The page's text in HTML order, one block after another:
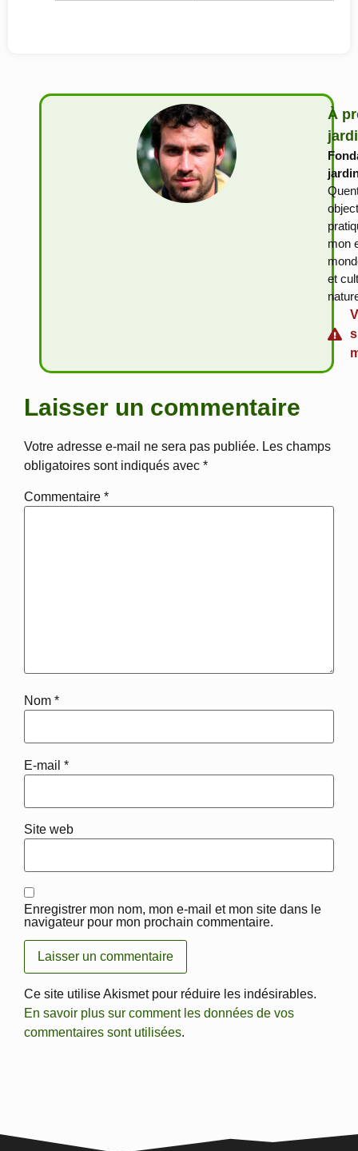
À
mon
et
Laisser un commentaire
Votre adresse e-mail ne sera pas publiée. Les champs
obligatoires sont indiqués avec *
Commentaire *
Nom *
E-mail *
Site web
Enregistrer mon nom, mon e-mail et mon site dans le
navigateur pour mon prochain commentaire.
Ce site utilise Akismet pour réduire les indésirables.
En savoir plus sur comment les données de vos
commentaires sont utilisées.